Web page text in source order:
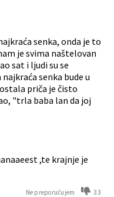
senka, onda je to
je svima naštelovan
sat i ljudi su se
senka bude u
priča je čisto
"trla baba lan da joj
,te krajnje je
Ne preporučujem 33